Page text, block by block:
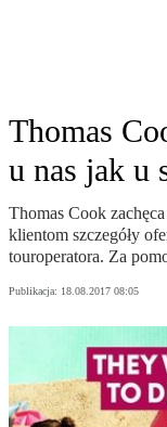
Thomas
u nas jak u
Thomas Cook
klientom szczegóły
touroperatora. Za
Publikacja: 18.08.2017 08:05